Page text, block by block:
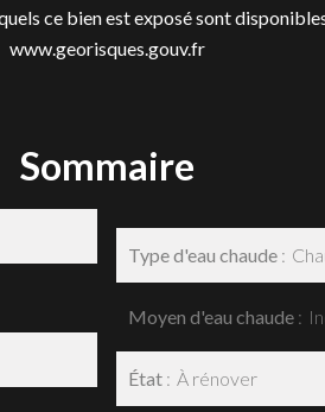
ce bien est exposé sont
www.georisques.gouv.fr
Sommaire
Type d'eau chaude
Moyen d'eau chaude
État À rénover